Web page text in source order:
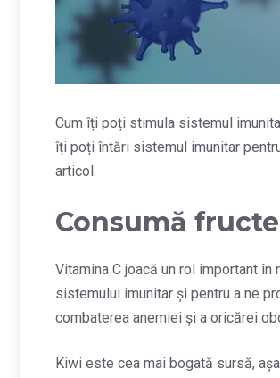
Cum îți poți stimula sistemul
îți poți întări sistemul imunitar
articol.
Consumă
Vitamina C joacă un rol important
sistemului imunitar și pentru a ne
combaterea anemiei și a oricărei
Kiwi este cea mai bogată sursă,